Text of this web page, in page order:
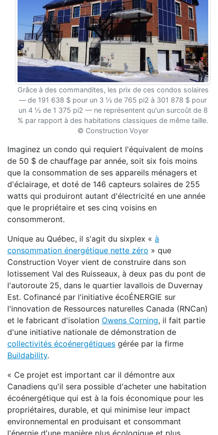
Grâce à des commandites, les prix de ces condos solaires
— de 191 638 $ pour un 3 ½ de 765 pi2 à 301 878 $ pour
un 4 ½ de 1 375 pi2 — ne représentent qu'un surcoût de 8
% par rapport à des habitations classiques de même taille.
© Construction Voyer
Imaginez un condo qui requiert l'équivalent de moins
de 50 $ de chauffage par année, soit six fois moins
que la consommation de ses appareils ménagers et
d'éclairage, et doté de 146 capteurs solaires de 255
watts qui produiront autant d'électricité en une année
que le propriétaire et ses cinq voisins en
consommeront.
Unique au Québec, il s'agit du sixplex « à
consommation énergétique nette zéro » que
Construction Voyer vient de construire dans son
lotissement Val des Ruisseaux, à deux pas du pont de
l'autoroute 25, dans le quartier lavallois de Duvernay
Est. Cofinancé par l'initiative écoÉNERGIE sur
l'innovation de Ressources naturelles Canada (RNCan)
et le fabricant d'isolation Owens Corning, il fait partie
d'une initiative nationale de démonstration de
collectivités écoénergétiques gérée par la firme
Buildability.
« Ce projet est important car il démontre aux
Canadiens qu'il sera possible d'acheter une habitation
écoénergétique qui est à la fois économique pour les
propriétaires, durable, et qui minimise leur impact
environnemental en produisant et consommant
l'énergie d'une manière plus écologique et plus